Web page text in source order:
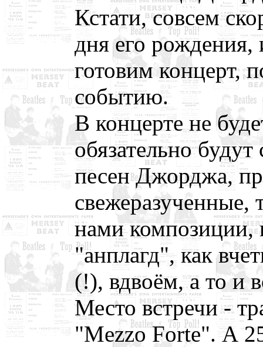
Кстати, совсем
дня его
готовим концерт,
событию.
В концерте не
обязательно
песен Джорджа,
свежеразученные,
нами композиции,
"анплагд", как
(!), вдвоём, а то и
Место встречи -
"Mezzo Forte". А